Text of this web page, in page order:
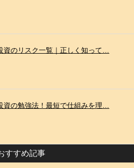
資のリスク一覧｜正しく知って…
資の勉強法！最短で仕組みを理…
すすめ記事